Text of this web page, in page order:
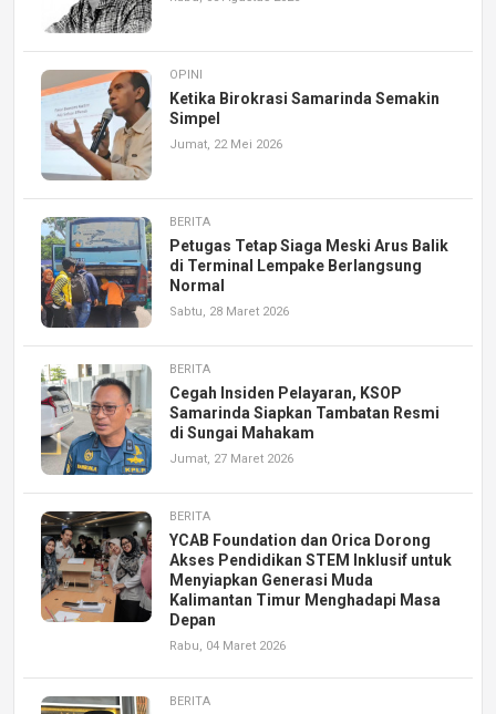
OPINI
Ketika Birokrasi Samarinda Semakin
Simpel
Jumat, 22 Mei 2026
BERITA
Petugas Tetap Siaga Meski Arus Balik
di Terminal Lempake Berlangsung
Normal
Sabtu, 28 Maret 2026
BERITA
Cegah Insiden Pelayaran, KSOP
Samarinda Siapkan Tambatan Resmi
di Sungai Mahakam
Jumat, 27 Maret 2026
BERITA
YCAB Foundation dan Orica Dorong
Akses Pendidikan STEM Inklusif untuk
Menyiapkan Generasi Muda
Kalimantan Timur Menghadapi Masa
Depan
Rabu, 04 Maret 2026
BERITA